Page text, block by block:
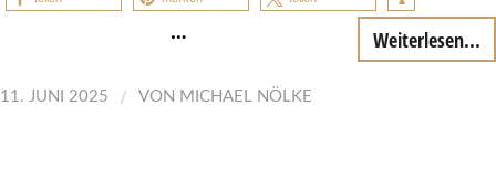
… Weiterlesen...
11. JUNI 2025 / VON MICHAEL NÖLKE